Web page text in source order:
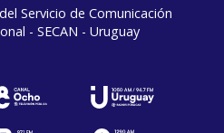
Servicio de Comunicación
- SECAN - Uruguay